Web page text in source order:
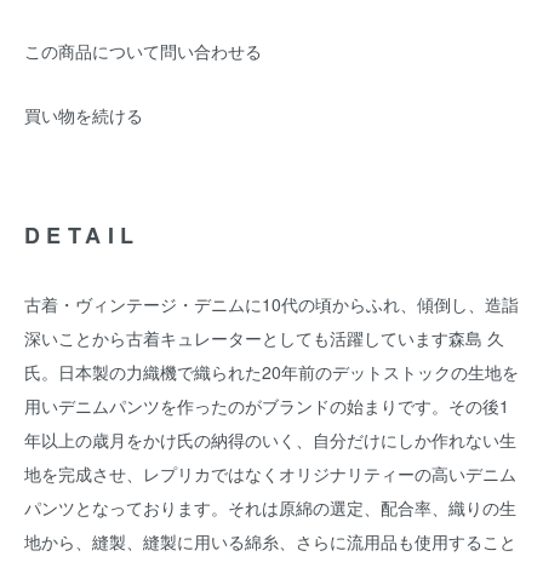
この商品について問い合わせる
買い物を続ける
DETAIL
古着・ヴィンテージ・デニムに10代の頃からふれ、傾倒し、造詣
深いことから古着キュレーターとしても活躍しています森島 久
氏。日本製の力織機で織られた20年前のデットストックの生地を
用いデニムパンツを作ったのがブランドの始まりです。その後1
年以上の歳月をかけ氏の納得のいく、自分だけにしか作れない生
地を完成させ、レプリカではなくオリジナリティーの高いデニム
パンツとなっております。それは原綿の選定、配合率、織りの生
地から、縫製、縫製に用いる綿糸、さらに流用品も使用すること